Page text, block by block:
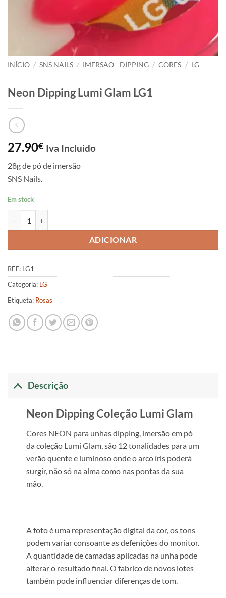
INÍCIO / SNS NAILS / IMERSÃO - DIPPING / CORES / LG
Neon Dipping Lumi Glam LG1
27.90€ Iva Incluido
28g de pó de imersão
SNS Nails.
Em stock
ADICIONAR
REF: LG1
Categoria: LG
Etiqueta: Rosas
Descrição
Neon Dipping Coleção Lumi Glam
Cores NEON para unhas dipping, imersão em pó
da coleção Lumi Glam, são 12 tonalidades para um
verão quente e luminoso onde o arco íris poderá
surgir, não só na alma como nas pontas da sua
mão.
A foto é uma representação digital da cor, os tons
podem variar consoante as defenições do monitor.
A quantidade de camadas aplicadas na unha pode
alterar o resultado final. O fabrico de novos lotes
também pode influenciar diferenças de tom.